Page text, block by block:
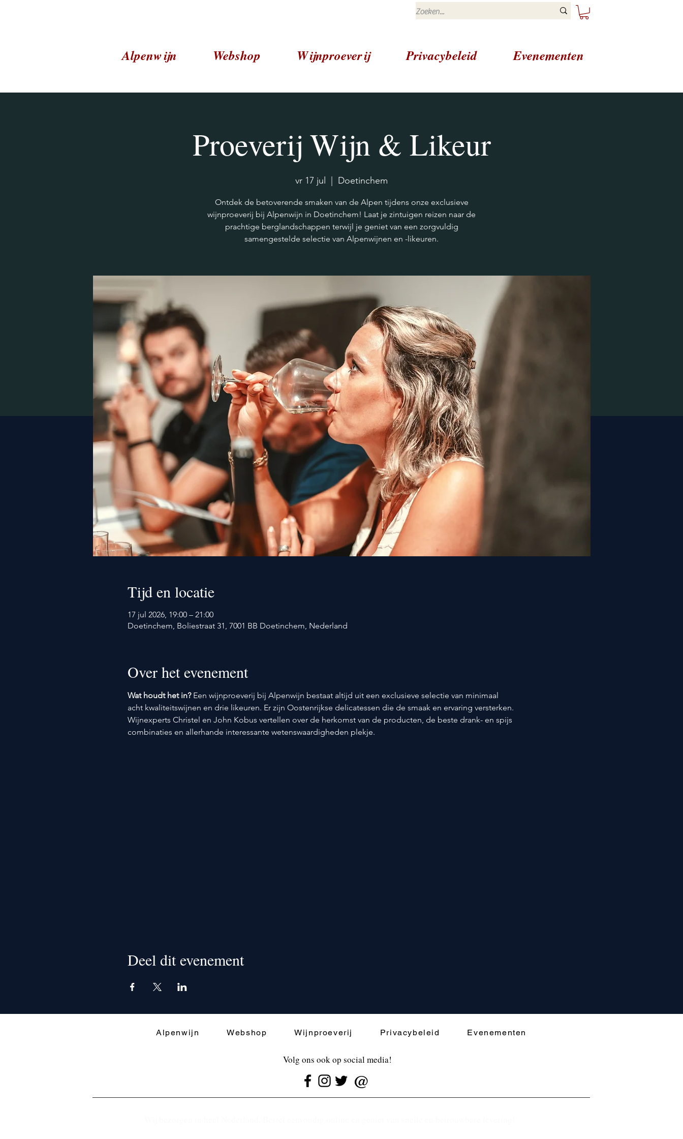
Alpenwijn Webshop Wijnproeverij Privacybeleid Evenementen
Proeverij Wijn & Likeur
vr 17 jul Doetinchem
Ontdek de betoverende smaken van de Alpen tijdens onze exclusieve
wijnproeverij bij Alpenwijn in Doetinchem! Laat je zintuigen reizen naar de
prachtige berglandschappen terwijl je geniet van een zorgvuldig
samengestelde selectie van Alpenwijnen en -likeuren.
Tijd en locatie
17 jul 2026, 19:00 – 21:00
Doetinchem, Boliestraat 31, 7001 BB Doetinchem, Nederland
Over het evenement
Wat houdt het in? Een wijnproeverij bij Alpenwijn bestaat altijd uit een exclusieve selectie van minimaal
acht kwaliteitswijnen en drie likeuren. Er zijn Oostenrijkse delicatessen die de smaak en ervaring versterken.
Wijnexperts Christel en John Kobus vertellen over de herkomst van de producten, de beste drank- en spijs
combinaties en allerhande interessante wetenswaardigheden plekje.
Deel dit evenement
Alpenwijn Webshop Wijnproeverij Privacybeleid Evenementen
Volg ons ook op social media!
@